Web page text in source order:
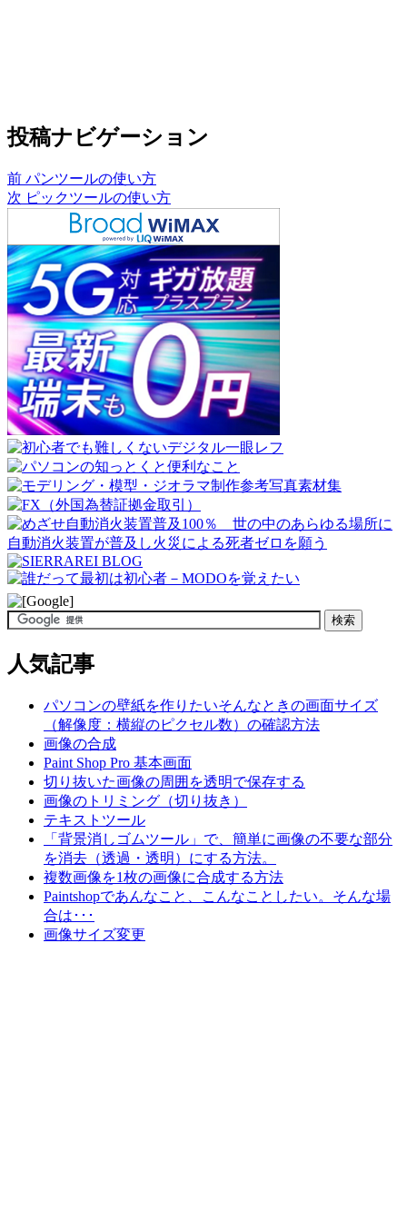
投稿ナビゲーション
前 パンツールの使い方
次 ピックツールの使い方
人気記事
パソコンの壁紙を作りたいそんなときの画面サイズ
（解像度：横縦のピクセル数）の確認方法
画像の合成
Paint Shop Pro 基本画面
切り抜いた画像の周囲を透明で保存する
画像のトリミング（切り抜き）
テキストツール
「背景消しゴムツール」で、簡単に画像の不要な部分
を消去（透過・透明）にする方法。
複数画像を1枚の画像に合成する方法
Paintshopであんなこと、こんなことしたい。そんな場
合は･･･
画像サイズ変更